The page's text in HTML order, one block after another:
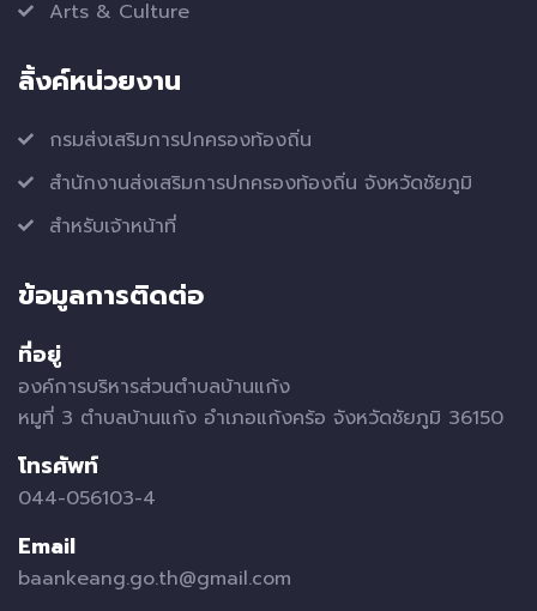
Arts & Culture
ลิ้งค์หน่วยงาน
กรมส่งเสริมการปกครองท้องถิ่น
สำนักงานส่งเสริมการปกครองท้องถิ่น จังหวัดชัยภูมิ
สำหรับเจ้าหน้าที่
ข้อมูลการติดต่อ
ที่อยู่
องค์การบริหารส่วนตำบลบ้านแก้ง
หมูที่ 3 ตำบลบ้านแก้ง อำเภอแก้งคร้อ จังหวัดชัยภูมิ 36150
โทรศัพท์
044-056103-4
Email
baankeang.go.th@gmail.com